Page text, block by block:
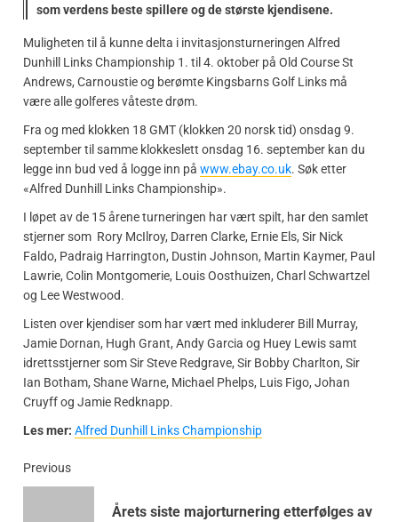
som verdens beste spillere og de største kjendisene.
Muligheten til å kunne delta i invitasjonsturneringen Alfred
Dunhill Links Championship 1. til 4. oktober på Old Course St
Andrews, Carnoustie og berømte Kingsbarns Golf Links må
være alle golferes våteste drøm.
Fra og med klokken 18 GMT (klokken 20 norsk tid) onsdag 9.
september til samme klokkeslett onsdag 16. september kan du
legge inn bud ved å logge inn på www.ebay.co.uk. Søk etter
«Alfred Dunhill Links Championship».
I løpet av de 15 årene turneringen har vært spilt, har den samlet
stjerner som Rory McIlroy, Darren Clarke, Ernie Els, Sir Nick
Faldo, Padraig Harrington, Dustin Johnson, Martin Kaymer, Paul
Lawrie, Colin Montgomerie, Louis Oosthuizen, Charl Schwartzel
og Lee Westwood.
Listen over kjendiser som har vært med inkluderer Bill Murray,
Jamie Dornan, Hugh Grant, Andy Garcia og Huey Lewis samt
idrettsstjerner som Sir Steve Redgrave, Sir Bobby Charlton, Sir
Ian Botham, Shane Warne, Michael Phelps, Luis Figo, Johan
Cruyff og Jamie Redknapp.
Les mer: Alfred Dunhill Links Championship
Previous
Årets siste majorturnering etterfølges av